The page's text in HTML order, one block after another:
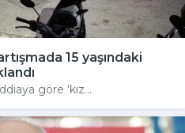
15 yaşındaki
göre 'kız...